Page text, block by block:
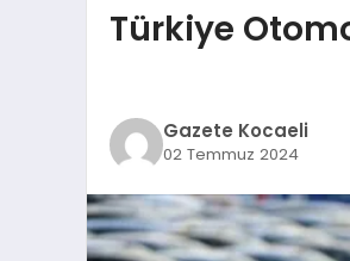
Türkiye
Gazete Kocaeli
02 Temmuz 2024